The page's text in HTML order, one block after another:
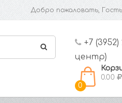
Добро пожаловать, Гость
+7
центр)
0
0.00